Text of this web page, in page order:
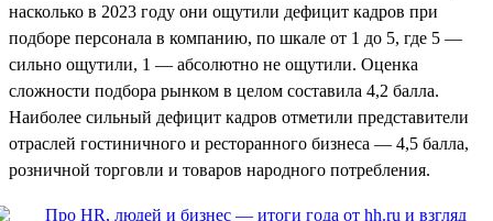
насколько в 2023 году они ощутили дефицит кадров при
подборе персонала в компанию, по шкале от 1 до 5, где 5 —
сильно ощутили, 1 — абсолютно не ощутили. Оценка
сложности подбора рынком в целом составила 4,2 балла.
Наиболее сильный дефицит кадров отметили представители
отраслей гостиничного и ресторанного бизнеса — 4,5 балла,
розничной торговли и товаров народного потребления.